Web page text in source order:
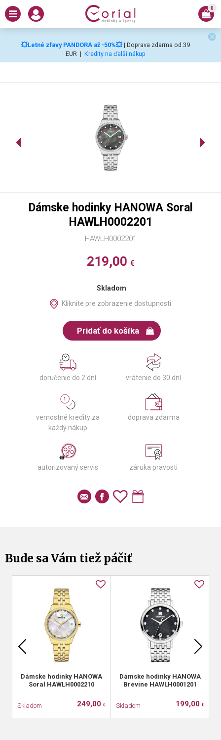
💥Letné zľavy PANDORA až -50%💥 | Doprava zdarma od 39
EUR | Kredity na ďalší nákup
0
HAWLH0002201
Dámske hodinky HANOWA Soral
HAWLH0002201
219,00 €
Skladom
Kliknite pre zobrazenie dostupnosti
Pridať do košíka
doručenie do 2 dní vrátenie do 30 dní
vernostné kredity za
každý nákup
doprava zdarma
autorizovaný servis záruka pravosti
Bude sa Vám tiež páčiť
Dámske hodinky HANOWA
Soral HAWLH0002210
Skladom 249,00 €
Dámske hodinky HANOWA
Brevine HAWLH0001201
Skladom 199,00 €